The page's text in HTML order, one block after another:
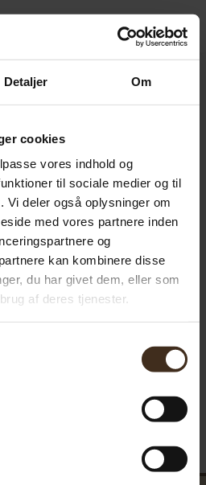
Detaljer Om
cookies
vores indhold og
til sociale medier og til
Vi deler også oplysninger om
med vores partnere inden
og
kan kombinere disse
du har givet dem, eller som
af deres tjenester.
0,00SEK 0